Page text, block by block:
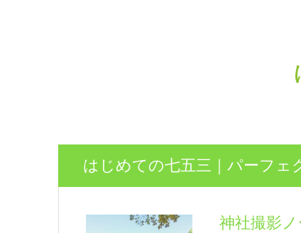
はじめての七五三｜パーフェ
神社撮影ノ